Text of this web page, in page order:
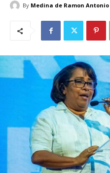
By Medina de Ramon Antonio